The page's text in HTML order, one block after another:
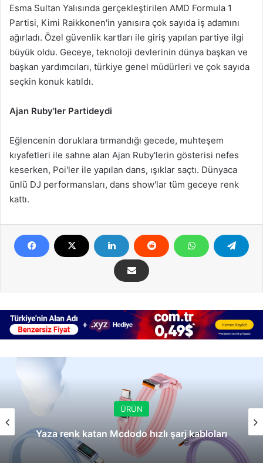
Esma Sultan Yalısında gerçekleştirilen AMD Formula 1
Partisi, Kimi Raikkonen'in yanısıra çok sayıda iş adamını
ağırladı. Özel güvenlik kartları ile giriş yapılan partiye ilgi
büyük oldu. Geceye, teknoloji devlerinin dünya başkan ve
başkan yardımcıları, türkiye genel müdürleri ve çok sayıda
seçkin konuk katıldı.
Ajan Ruby'ler Partideydi
Eğlencenin doruklara tırmandığı gecede, muhteşem
kıyafetleri ile sahne alan Ajan Ruby'lerin gösterisi nefes
keserken, Poi'ler ile yapılan dans, ışıklar saçtı. Dünyaca
ünlü DJ performansları, dans show'lar tüm geceye renk
kattı.
ÜRÜN
Yaza renk katan Mcdodo hızlı şarj kabloları